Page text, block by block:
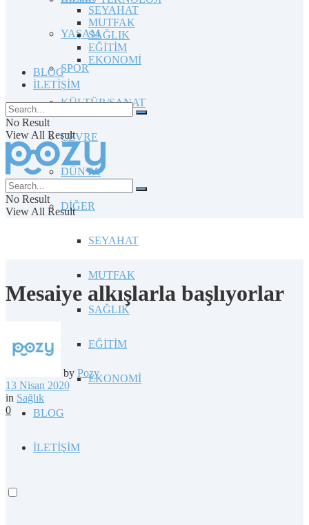
YAŞAM
SPOR
KÜLTÜR/SANAT
ÇEVRE
DÜNYA
DİĞER
SEYAHAT
MUTFAK
SAĞLIK
EĞİTİM
EKONOMİ
BLOG
İLETİŞİM
SEYAHAT
MUTFAK
SAĞLIK
EĞİTİM
EKONOMİ
BLOG
İLETİŞİM
No Result
View All Result
No Result
View All Result
Mesaiye alkışlarla başlıyorlar
by Pozy
13 Nisan 2020
in Sağlık
0